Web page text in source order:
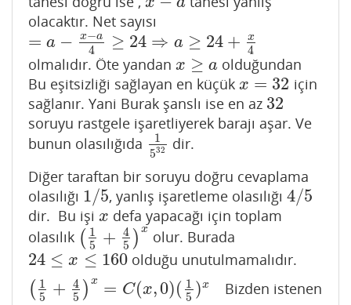
olacaktır. Net sayısı
= a − x−a
4 ≥ 24 ⇒ a ≥ 24 + x
4
=a −x −a 4≥24 ⇒a ≥24 +x4
olmalıdır. Öte yandan x ≥ a
x≥ a
olduğundan
Bu eşitsizliği sağlayan en küçük x = 32
x= 32
için
sağlanır. Yani Burak şanslı ise en az 32
32
soruyu rastgele işaretliyerek barajı aşar. Ve
bunun olasılığıda
1
532
1532dir.
Diğer taraftan bir soruyu doğru cevaplama
olasılığı 1/5
1/5 , yanlış işaretleme olasılığı4/5
4/5
dir. Bu işi x
x defa yapacağı için toplam
olasılık ( 1
5
+ 4
5 ) x
(15 +45 )x olur. Burada
24 ≤ x ≤ 160
24≤ x≤ 160 olduğu unutulmamalıdır.
( 1
5
+ 4
5 ) x = C(x,0)( 1
5 )x
(15 +45 )x =C x,0 )(15)x+C(x ,1 (1 x−1(45)+C(x,2)(1
Bizden istenen